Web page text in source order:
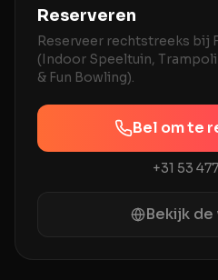
Reserveren
Reserveer rechtstreeks bij
(Indoor Speeltuin,
& Fun Bowling).
Bel om te
+31 53
Bekijk